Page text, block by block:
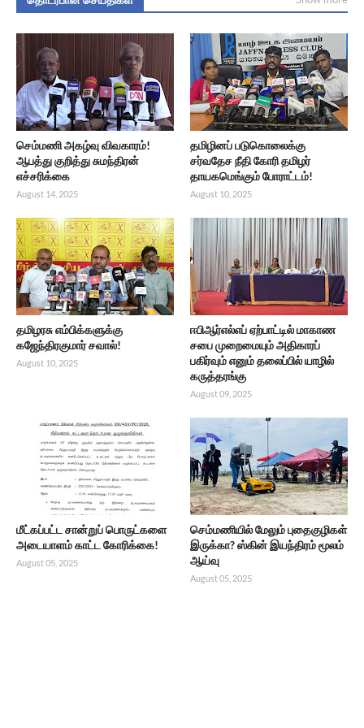
செம்மணி அகழ்வு விவகாரம்!
ஆபத்து குறித்து சுமந்திரன்
எச்சரிக்கை
August 14, 2025
தமிழினப் படுகொலைக்கு
சர்வதேச நீதி கோரி தமிழர்
தாயகமெங்கும் போராட்டம்!
August 10, 2025
தமிழரசு எம்பிக்களுக்கு
கஜேந்திரகுமார் சவால்!
August 10, 2025
ஈபிஆர்எல்எப் ஏற்பாட்டில் மாகாண
சபை முறைமையும் அதிகாரப்
பகிர்வும் எனும் தலைப்பில் யாழில்
கருத்தரங்கு
August 09, 2025
மீட்கப்பட்ட சான்றுப் பொருட்களை
அடையாளம் காட்ட கோரிக்கை!
August 05, 2025
செம்மணியில் மேலும் புதைகுழிகள்
இருக்கா? ஸ்கின் இயந்திரம் மூலம்
ஆய்வு
August 05, 2025